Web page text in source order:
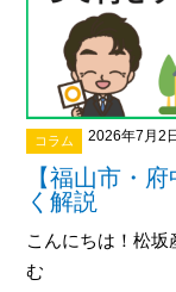
コラム 2026年7月2日
【福山市・
く解説
こんにちは！松
む